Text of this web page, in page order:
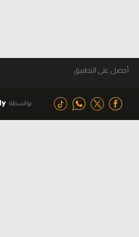
أحصل على التطبيق
بواسطة